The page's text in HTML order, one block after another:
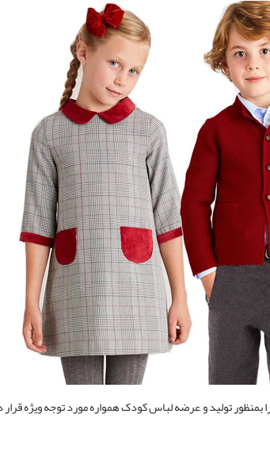
تولید و عرضه لباس کودک همواره مورد توجه ویژه